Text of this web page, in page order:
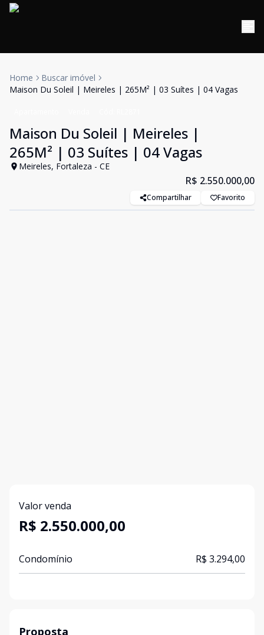
Home
Buscar imóvel
Maison Du Soleil | Meireles | 265M² | 03 Suítes | 04 Vagas
Maison Du Soleil | Meireles |
265M² | 03 Suítes | 04 Vagas
Meireles, Fortaleza - CE
R$ 2.550.000,00
Compartilhar Favorito
Valor venda
R$ 2.550.000,00
Condomínio R$ 3.294,00
Proposta